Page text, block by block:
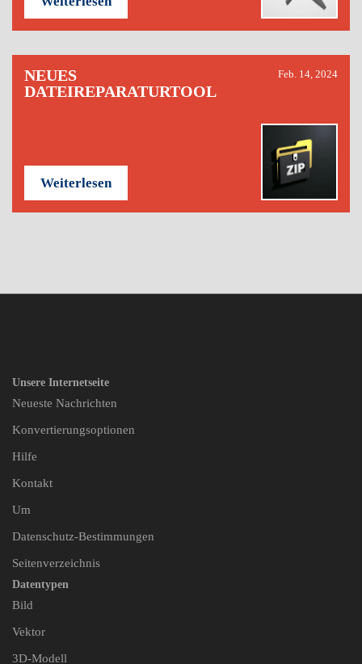
NEUES
DATEIREPARATURTOOL
Feb. 14, 2024
Weiterlesen
Unsere Internetseite
Neueste Nachrichten
Konvertierungsoptionen
Hilfe
Kontakt
Um
Datenschutz-Bestimmungen
Seitenverzeichnis
Datentypen
Bild
Vektor
3D-Modell